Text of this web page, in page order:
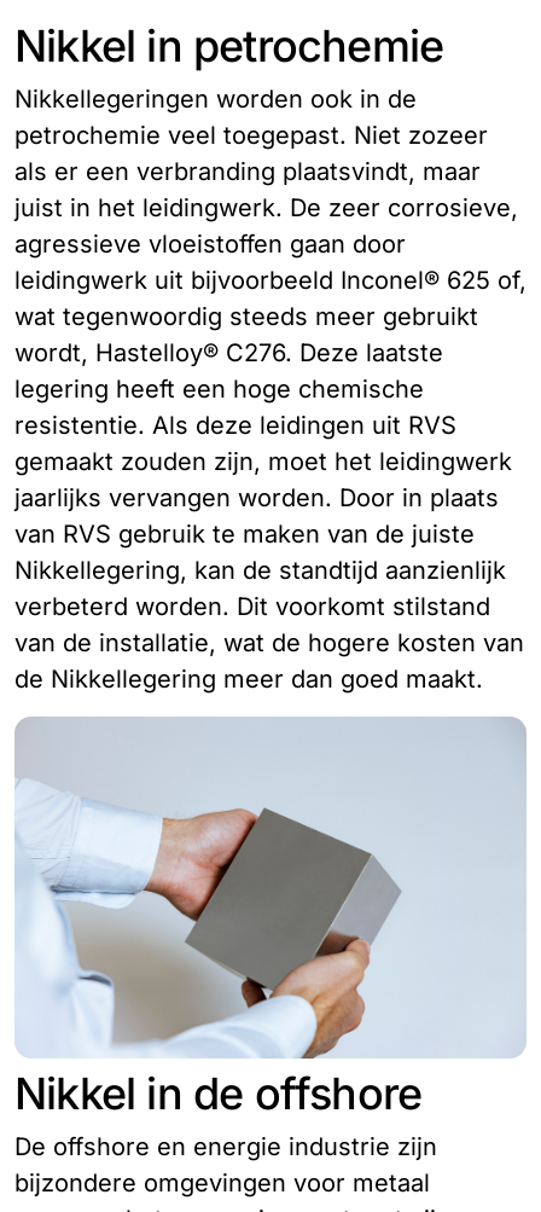
Nikkel in petrochemie
Nikkellegeringen worden ook in de
petrochemie veel toegepast. Niet zozeer
als er een verbranding plaatsvindt, maar
juist in het leidingwerk. De zeer corrosieve,
agressieve vloeistoffen gaan door
leidingwerk uit bijvoorbeeld Inconel® 625 of,
wat tegenwoordig steeds meer gebruikt
wordt, Hastelloy® C276. Deze laatste
legering heeft een hoge chemische
resistentie. Als deze leidingen uit RVS
gemaakt zouden zijn, moet het leidingwerk
jaarlijks vervangen worden. Door in plaats
van RVS gebruik te maken van de juiste
Nikkellegering, kan de standtijd aanzienlijk
verbeterd worden. Dit voorkomt stilstand
van de installatie, wat de hogere kosten van
de Nikkellegering meer dan goed maakt.
Nikkel in de offshore
De offshore en energie industrie zijn
bijzondere omgevingen voor metaal